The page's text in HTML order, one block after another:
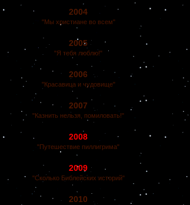
2004
"Мы христиане во всем"
2005
"Я тебя люблю!"
2006
"Красавица и чудовище"
2007
"Казнить нельзя, помиловать!"
2008
"Путешествие пиллигрима"
2009
"Сколько Библейских историй"
2010